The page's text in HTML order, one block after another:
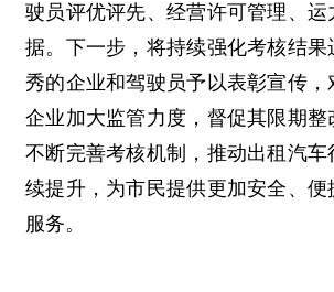
驶员评优评先、经营许可管理、运
据。下一步，将持续强化考核结
秀的企业和驾驶员予以表彰宣传，
企业加大监管力度，督促其限期整
不断完善考核机制，推动出租汽
续提升，为市民提供更加安全、
服务。